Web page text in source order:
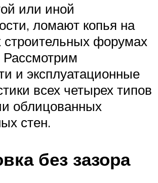
или иной
ломают копья на
строительных форумах
и эксплуатационные
всех четырех типов
облицованных
стен.
без зазора